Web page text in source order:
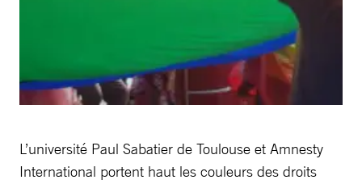
L’université Paul Sabatier de Toulouse et Amnesty
International portent haut les couleurs des droits